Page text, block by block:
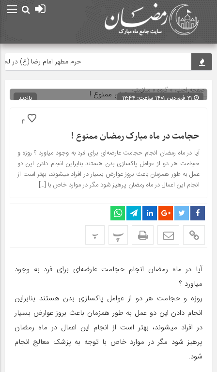
حرم مطهر امام رضا (ع) در لحظه
صفحه اصلی» گروه »سلامتی
۲۱ فروردین ۱۴۰۱ ساعت: ۱۲:۴۴
بازدید
4
حجامت در ماه مبارک رمضان ممنوع !
آیا در ماه رمضان انجام حجامت عارضه‌ای برای فرد به وجود میاورد ؟ روزه و
حجامت هر دو از عوامل پاکسازی بدن هستند بنابراین انجام دادن این دو
عمل به طور همزمان باعث بروز عوارض بسیار در افراد میشوند، بهتر است از
انجام این اعمال در ماه رمضان پرهیز شود مگر در موارد خاص با […]
پ پ
آیا در ماه رمضان انجام حجامت عارضه‌ای برای فرد به وجود
میاورد ؟
روزه و حجامت هر دو از عوامل پاکسازی بدن هستند بنابراین
انجام دادن این دو عمل به طور همزمان باعث بروز عوارض بسیار
در افراد میشوند، بهتر است از انجام این اعمال در ماه رمضان
پرهیز شود مگر در موارد خاص با توجه به پزشک معالج انجام
شود.